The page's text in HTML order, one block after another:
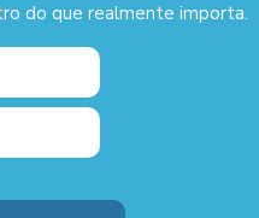
do que realmente importa.